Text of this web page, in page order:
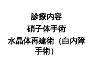
診療内容
硝子体手術
水晶体再建術（白内障
手術）